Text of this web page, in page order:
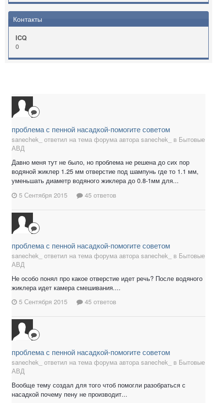
Контакты
ICQ
0
проблема с пенной насадкой-помогите советом
sanechek_ ответил на тема форума автора sanechek_ в Бытовые
АВД
Давно меня тут не было, но проблема не решена до сих пор
водяной жиклер 1.25 мм отверстие под шампунь где то 1.1 мм,
уменьшать диаметр водяного жиклера до 0.8-1мм для...
5 Сентября 2015
45 ответов
проблема с пенной насадкой-помогите советом
sanechek_ ответил на тема форума автора sanechek_ в Бытовые
АВД
Не особо понял про какое отверстие идет речь? После водяного
жиклера идет камера смешивания....
5 Сентября 2015
45 ответов
проблема с пенной насадкой-помогите советом
sanechek_ ответил на тема форума автора sanechek_ в Бытовые
АВД
Вообще тему создал для того чтоб помогли разобраться с
насадкой почему пену не производит...